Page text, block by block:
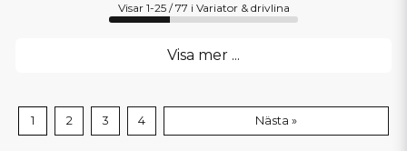
Visar 1-25 / 77 i Variator & drivlina
Visa mer ...
1 2 3 4 Nästa »